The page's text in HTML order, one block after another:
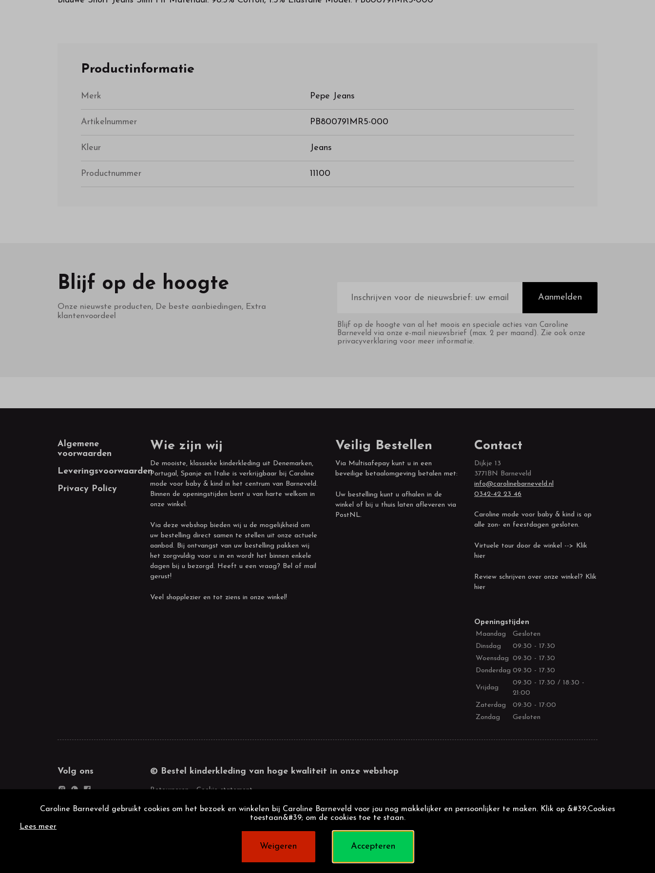
Productinformatie
Merk Pepe Jeans
Artikelnummer PB800791MR5-000
Kleur Jeans
Productnummer 11100
Blijf op de hoogte
Onze nieuwste producten, De beste aanbiedingen, Extra
klantenvoordeel
mailadres
Aanmelden
Blijf op de hoogte van al het moois en speciale acties van Caroline
Barneveld via onze e-mail nieuwsbrief (max. 2 per maand). Zie ook onze
privacyverklaring voor meer informatie.
Footer
Algemene
voorwaarden
Leveringsvoorwaarden
Privacy Policy
Wie zijn wij
De mooiste, klassieke kinderkleding uit Denemarken,
Portugal, Spanje en Italie is verkrijgbaar bij Caroline
mode voor baby & kind in het centrum van Barneveld.
Binnen de openingstijden bent u van harte welkom in
onze winkel.
Via deze webshop bieden wij u de mogelijkheid om
uw bestelling direct samen te stellen uit onze actuele
aanbod. Bij ontvangst van uw bestelling pakken wij
het zorgvuldig voor u in en wordt het binnen enkele
dagen bij u bezorgd. Heeft u een vraag? Bel of mail
gerust!
Veel shopplezier en tot ziens in onze winkel!
Veilig Bestellen
Via Multisafepay kunt u in een
beveilige betaalomgeving betalen met:
Uw bestelling kunt u afhalen in de
winkel of bij u thuis laten afleveren via
PostNL.
Contact
Dijkje 13
3771BN Barneveld
info@carolinebarneveld.nl
0342-42 23 46
Caroline mode voor baby & kind is op
alle zon- en feestdagen gesloten.
Virtuele tour door de winkel --> Klik
hier
Review schrijven over onze winkel? Klik
hier
Openingstijden
Maandag
Gesloten
Dinsdag
09:30 - 17:30
Woensdag 09:30 - 17:30
Donderdag 09:30 - 17:30
Vrijdag
09:30 - 17:30 / 18:30 -
21:00
Zaterdag
09:30 - 17:00
Zondag
Gesloten
Volg ons © Bestel kinderkleding van hoge kwaliteit in onze webshop
Retourneren Cookie statement
Caroline Barneveld gebruikt cookies om het bezoek en winkelen bij Caroline Barneveld voor jou nog makkelijker en persoonlijker te maken. Klik op &#39;Cookies
toestaan&#39; om de cookies toe te staan.
Lees meer
Weigeren Accepteren